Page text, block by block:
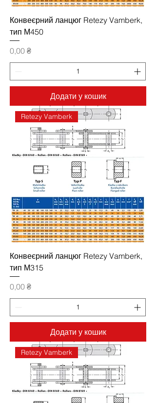
Конвеєрний ланцюг Retezy Vamberk,
тип М450
Ціна
0,00 ₴
Додати у кошик
Retezy Vamberk
Конвеєрний ланцюг Retezy Vamberk,
тип М315
Ціна
0,00 ₴
Додати у кошик
Retezy Vamberk